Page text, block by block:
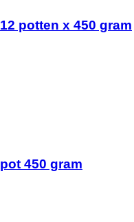
potten x 450 gram
450 gram